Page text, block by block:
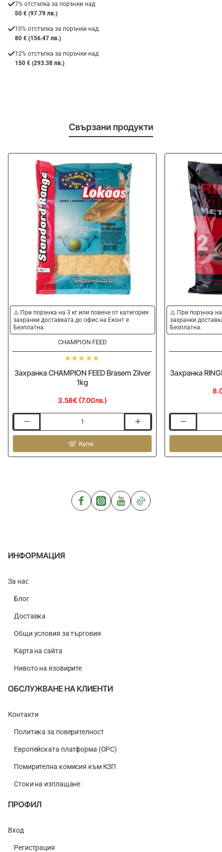
7% отстъпка за поръчки над
50 € (97.79 лв.)
10% отстъпка за поръчки над
80 € (156.47 лв.)
12% отстъпка за поръчки над
150 € (293.38 лв.)
Свързани продукти
⚠️ При поръчка на 3 кг или повече от категория
захранки доставката до офис на Еконт е
Безплатна.
CHAMPION FEED
Захранка CHAMPION FEED Brasem Zilver
1kg
3.58€ (7.00лв.)
CHAMPION
Brasem
Купи
⚠️ При поръчка на
захранки
Безплатна.
Захранка
RINGERS
Method
ИНФОРМАЦИЯ
За нас
Блог
Доставка
Общи условия за търговия
Карта на сайта
Нивото на язовирите
ОБСЛУЖВАНЕ НА КЛИЕНТИ
Контакти
Политика за поверителност
Европейската платформа (ОРС)
Помирителна комисия към КЗП
Стоки на изплащане
ПРОФИЛ
Вход
Регистрация